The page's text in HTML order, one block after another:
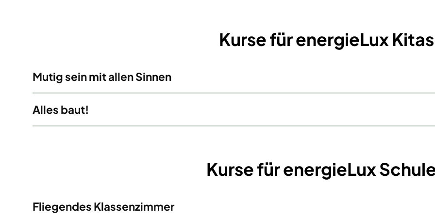
Kurse für energieLux Kitas
Mutig sein mit allen Sinnen
Alles baut!
Kurse für energieLux
Fliegendes Klassenzimmer